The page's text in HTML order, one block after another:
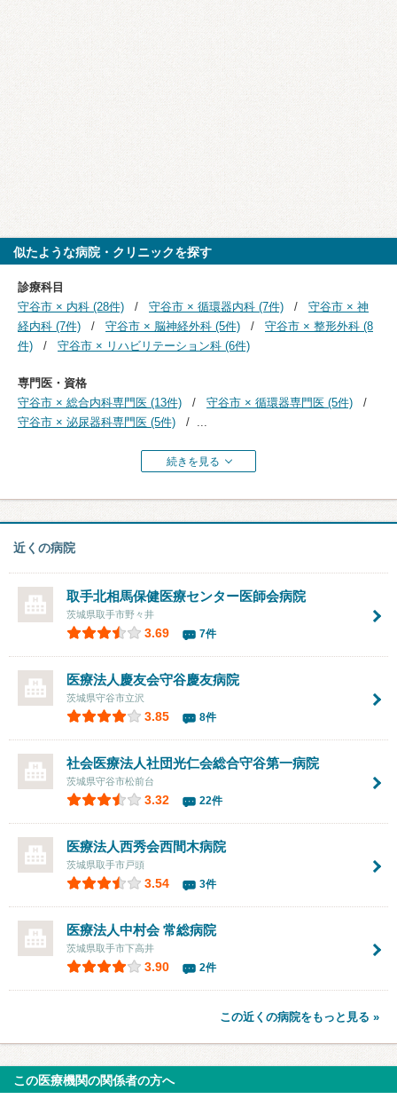
似たような病院・クリニックを探す
診療科目
守谷市 × 内科 (28件)
守谷市 × 循環器内科 (7件)
守谷市 × 神
経内科 (7件)
守谷市 × 脳神経外科 (5件)
守谷市 × 整形外科 (8
件)
守谷市 × リハビリテーション科 (6件)
専門医・資格
守谷市 × 総合内科専門医 (13件)
守谷市 × 循環器専門医 (5件)
守谷市 × 泌尿器科専門医 (5件)
...
続きを見る
近くの病院
取手北相馬保健医療センター医師会病院
茨城県取手市野々井
3.69 7件
医療法人慶友会守谷慶友病院
茨城県守谷市立沢
3.85 8件
社会医療法人社団光仁会総合守谷第一病院
茨城県守谷市松前台
3.32 22件
医療法人西秀会西間木病院
茨城県取手市戸頭
3.54 3件
医療法人中村会 常総病院
茨城県取手市下高井
3.90 2件
この近くの病院をもっと見る »
この医療機関の関係者の方へ